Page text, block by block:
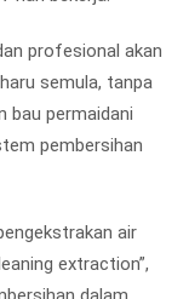
profesional akan
semula, tanpa
bau permaidani
pembersihan
air
extraction”,